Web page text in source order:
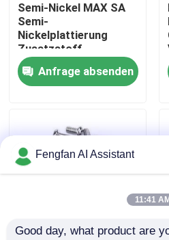
Werksbesichtigung
Qualitätskontrolle
Nachrichten
Chemikalien zur Verzinkung
Semi-Nickel MAX SA
Semi-
Nickelplattierung
Zusatzstoff
Anfrage absenden
Fengfan AI Assistant
11:41 AM
Good day, what product are